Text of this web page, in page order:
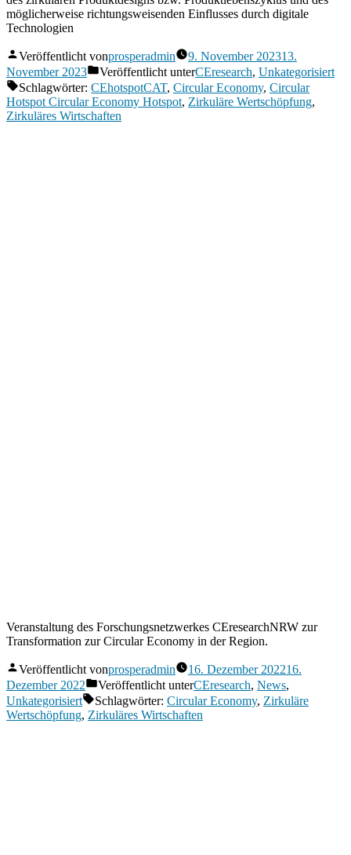
möglicherweise richtungsweisenden Einflusses durch digitale
Technologien
Veröffentlicht vonprosperadmin 9. November 202313.
November 2023
Veröffentlicht unterCEresearch, Unkategorisiert
Schlagwörter: CEhotspotCAT, Circular Economy, Circular
Hotspot Circular Economy Hotspot, Zirkuläre Wertschöpfung,
Zirkuläres Wirtschaften
Veranstaltung des Forschungsnetzwerkes CEresearchNRW zur
Transformation zur Circular Economy in der Region.
Veröffentlicht vonprosperadmin 16. Dezember 202216.
Dezember 2022
Veröffentlicht unterCEresearch, News,
Unkategorisiert
Schlagwörter: Circular Economy, Zirkuläre
Wertschöpfung, Zirkuläres Wirtschaften